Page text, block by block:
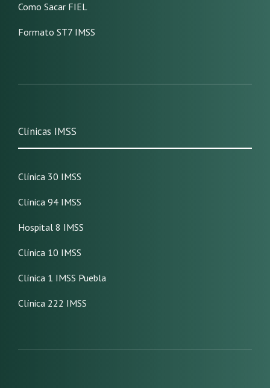
Como Sacar FIEL
Formato ST7 IMSS
Clínicas IMSS
Clínica 30 IMSS
Clínica 94 IMSS
Hospital 8 IMSS
Clínica 10 IMSS
Clínica 1 IMSS Puebla
Clínica 222 IMSS